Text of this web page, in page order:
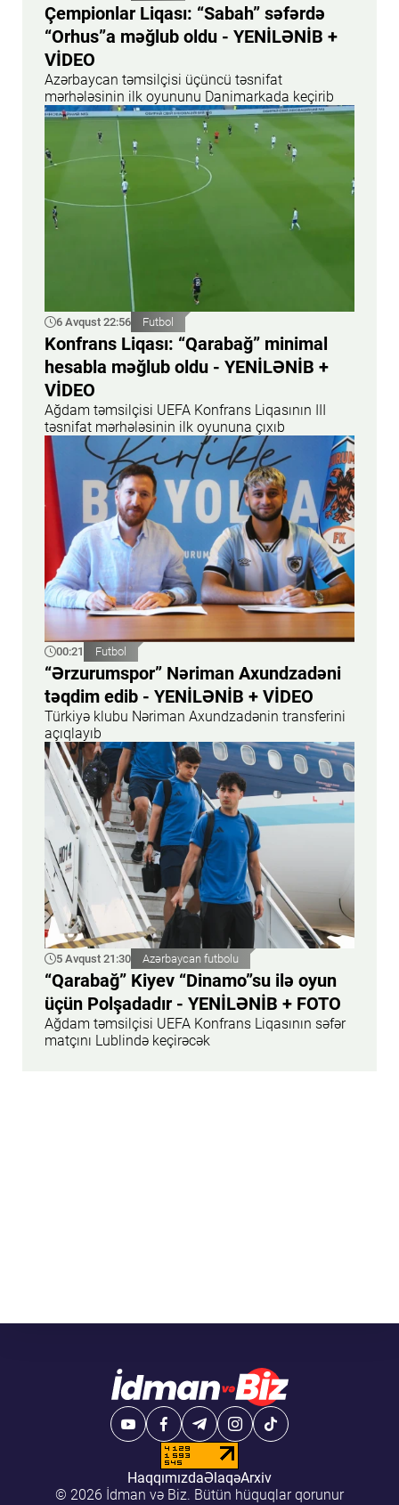
Çempionlar Liqası: “Sabah” səfərdə
“Orhus”a məğlub oldu - YENİLƏNİB +
VİDEO
Azərbaycan təmsilçisi üçüncü təsnifat
mərhələsinin ilk oyununu Danimarkada keçirib
6 Avqust 22:56 Futbol
Konfrans Liqası: “Qarabağ” minimal
hesabla məğlub oldu - YENİLƏNİB +
VİDEO
Ağdam təmsilçisi UEFA Konfrans Liqasının III
təsnifat mərhələsinin ilk oyununa çıxıb
00:21 Futbol
“Ərzurumspor” Nəriman Axundzadəni
təqdim edib - YENİLƏNİB + VİDEO
Türkiyə klubu Nəriman Axundzadənin transferini
açıqlayıb
5 Avqust 21:30 Azərbaycan futbolu
“Qarabağ” Kiyev “Dinamo”su ilə oyun
üçün Polşadadır - YENİLƏNİB + FOTO
Ağdam təmsilçisi UEFA Konfrans Liqasının səfər
matçını Lublində keçirəcək
HaqqımızdaƏlaqəArxiv
© 2026 İdman və Biz. Bütün hüquqlar qorunur